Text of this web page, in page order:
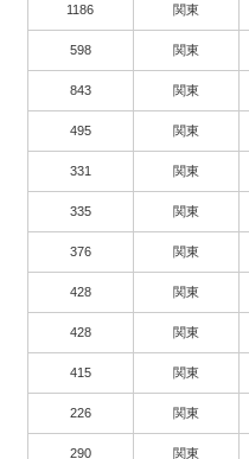
1186 関東
598 関東
843 関東
495 関東
331 関東
335 関東
376 関東
428 関東
428 関東
415 関東
226 関東
290 関東